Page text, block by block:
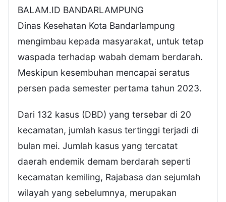
BALAM.ID BANDARLAMPUNG
Dinas Kesehatan Kota Bandarlampung
mengimbau kepada masyarakat, untuk tetap
waspada terhadap wabah demam berdarah.
Meskipun kesembuhan mencapai seratus
persen pada semester pertama tahun 2023.
Dari 132 kasus (DBD) yang tersebar di 20
kecamatan, jumlah kasus tertinggi terjadi di
bulan mei. Jumlah kasus yang tercatat
daerah endemik demam berdarah seperti
kecamatan kemiling, Rajabasa dan sejumlah
wilayah yang sebelumnya, merupakan